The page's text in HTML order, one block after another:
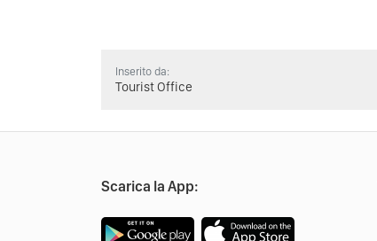
Inserito da:
Tourist Office
Scarica la App: